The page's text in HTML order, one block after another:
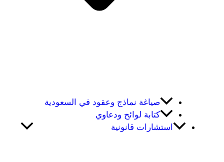
صياغة نماذج وعقود في السعودية
كتابة لوائح ودعاوي
استشارات قانونية